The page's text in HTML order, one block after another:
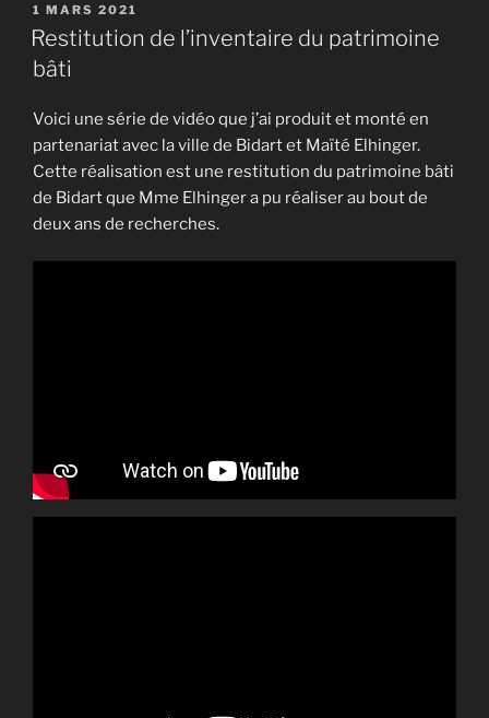
PUBLIÉ
LE
1 MARS 2021
Restitution de l’inventaire du patrimoine
bâti
Voici une série de vidéo que j’ai produit et monté en
partenariat avec la ville de Bidart et Maïté Elhinger.
Cette réalisation est une restitution du patrimoine bâti
de Bidart que Mme Elhinger a pu réaliser au bout de
deux ans de recherches.